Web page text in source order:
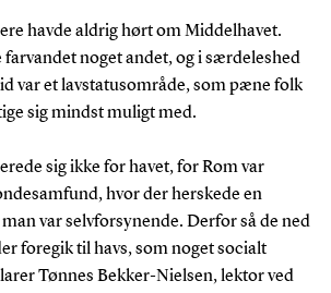
havde aldrig hørt om Middelhavet.
noget andet, og i særdeleshed
var et lavstatusområde, som pæne folk
sig mindst muligt med.
sig ikke for havet, for Rom var
hvor der herskede en
var selvforsynende. Derfor så de ned
foregik til havs, som noget socialt
Tønnes Bekker-Nielsen, lektor ved